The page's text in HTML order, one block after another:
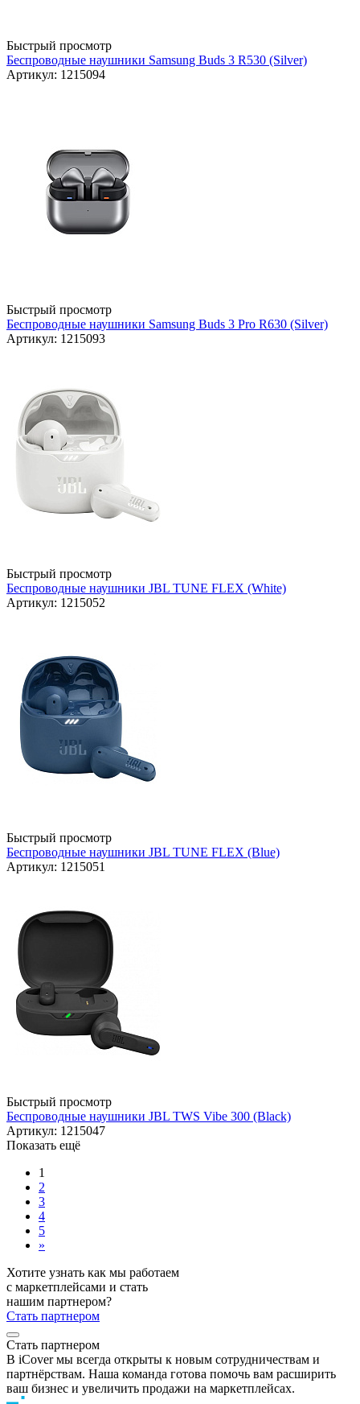
Быстрый просмотр
Беспроводные наушники Samsung Buds 3 R530 (Silver)
Артикул: 1215094
Быстрый просмотр
Беспроводные наушники Samsung Buds 3 Pro R630 (Silver)
Артикул: 1215093
Быстрый просмотр
Беспроводные наушники JBL TUNE FLEX (White)
Артикул: 1215052
Быстрый просмотр
Беспроводные наушники JBL TUNE FLEX (Blue)
Артикул: 1215051
Быстрый просмотр
Беспроводные наушники JBL TWS Vibe 300 (Black)
Артикул: 1215047
Показать ещё
1
2
3
4
5
»
Хотите узнать как мы работаем
с маркетплейсами и стать
нашим партнером?
Стать партнером
Стать партнером
В iCover мы всегда открыты к новым сотрудничествам и
партнёрствам. Наша команда готова помочь вам расширить
ваш бизнес и увеличить продажи на маркетплейсах.